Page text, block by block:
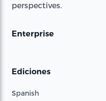
perspectives.
Enterprise
Ediciones
Spanish